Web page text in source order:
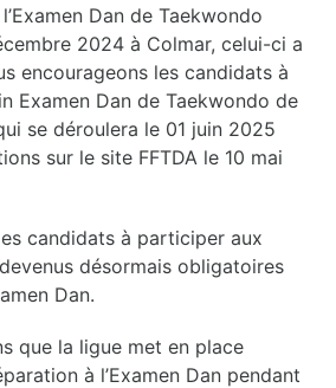
Dan de Taekwondo
2024 à Colmar, celui-ci a
encourageons les candidats à
Examen Dan de Taekwondo de
se déroulera le 01 juin 2025
sur le site FFTDA le 10 mai
candidats à participer aux
désormais obligatoires
Dan.
que la ligue met en place
à l’Examen Dan pendant